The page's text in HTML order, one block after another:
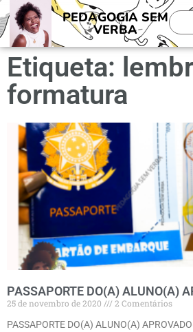
PEDAGOGIA SEM
VERBA
Etiqueta:
formatura
PASSAPORTE DO(A) ALUNO(A)
25 de novembro de 2020
2 Comentários
PASSAPORTE DO(A) ALUNO(A)